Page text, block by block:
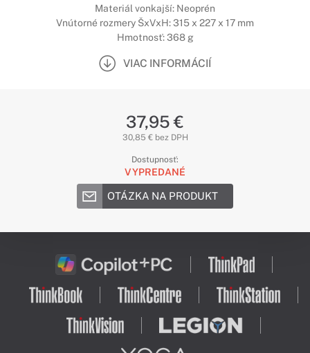
Materiál vonkajší: Neoprén
Vnútorné rozmery ŠxVxH: 315 x 227 x 17 mm
Hmotnosť: 368 g
VIAC INFORMÁCIÍ
37,95 €
30,85 € bez DPH
Dostupnosť:
VYPREDANÉ
OTÁZKA NA PRODUKT